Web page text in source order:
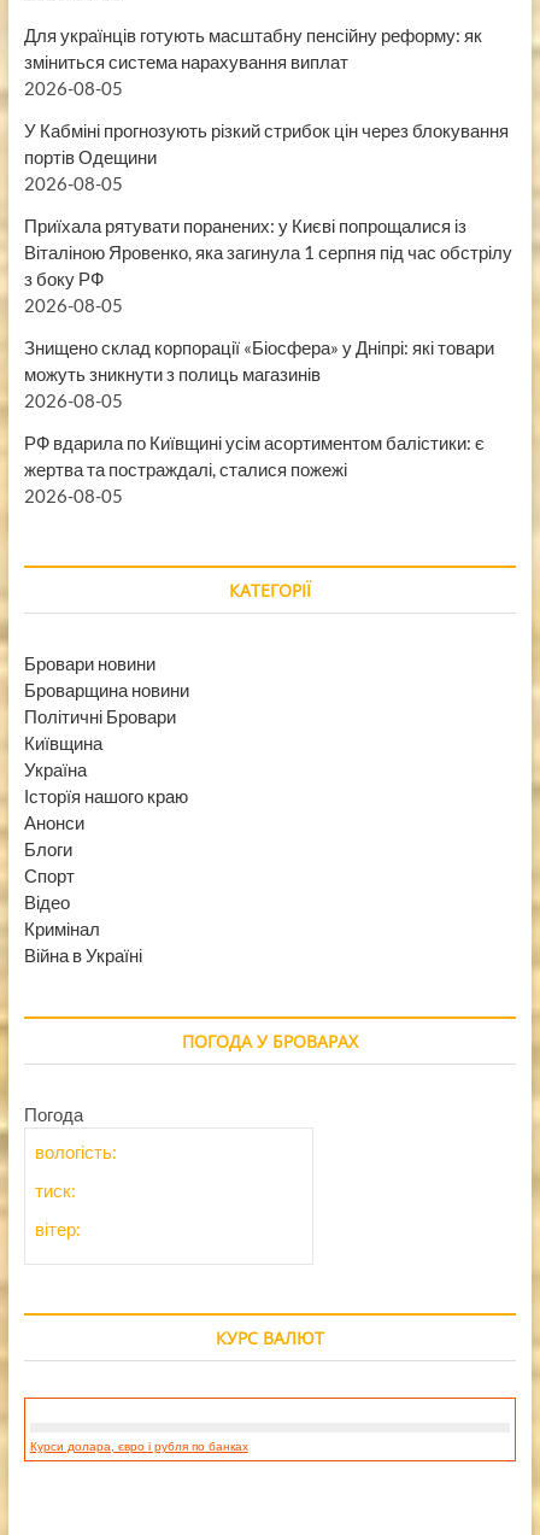
Для українців готують масштабну пенсійну реформу: як
зміниться система нарахування виплат
2026-08-05
У Кабміні прогнозують різкий стрибок цін через блокування
портів Одещини
2026-08-05
Приїхала рятувати поранених: у Києві попрощалися із
Віталіною Яровенко, яка загинула 1 серпня під час обстрілу
з боку РФ
2026-08-05
Знищено склад корпорації «Біосфера» у Дніпрі: які товари
можуть зникнути з полиць магазинів
2026-08-05
РФ вдарила по Київщині усім асортиментом балістики: є
жертва та постраждалі, сталися пожежі
2026-08-05
КАТЕГОРІЇ
Бровари новини
Броварщина новини
Політичні Бровари
Київщина
Україна
Історїя нашого краю
Анонси
Блоги
Спорт
Відео
Кримінал
Війна в Україні
ПОГОДА У БРОВАРАХ
Погода
вологість:
тиск:
вітер:
КУРС ВАЛЮТ
Курси долара, євро і рубля по банках